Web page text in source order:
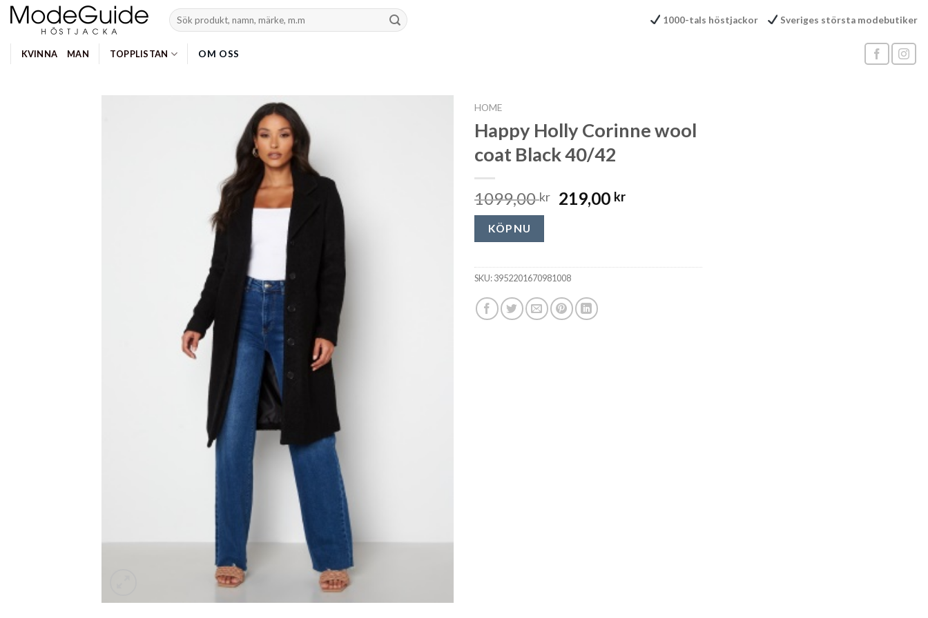
Skip
content
Search
for:
1000-tals höstjackor Sveriges största modebutiker
KVINNA MAN TOPPLISTAN OM OSS
HOME
Happy Holly Corinne wool
coat Black 40/42
1099,00kr 219,00 kr
KÖP NU
SKU:3952201670981008